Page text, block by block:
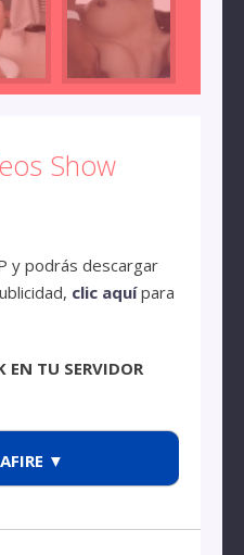
Show
y podrás descargar
clic aquípara
EN TU SERVIDOR
▼